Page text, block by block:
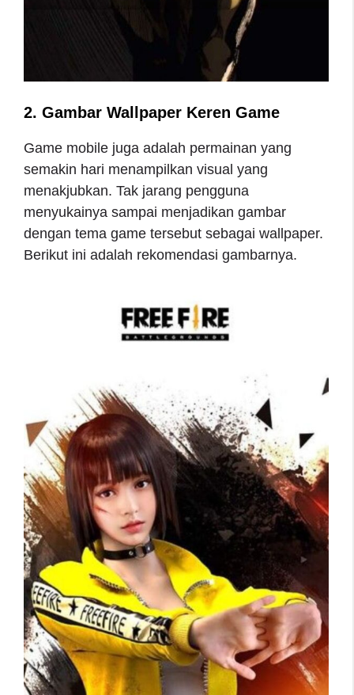
2. Gambar Wallpaper Keren Game
Game mobile juga adalah permainan yang
semakin hari menampilkan visual yang
menakjubkan. Tak jarang pengguna
menyukainya sampai menjadikan gambar
dengan tema game tersebut sebagai wallpaper.
Berikut ini adalah rekomendasi gambarnya.